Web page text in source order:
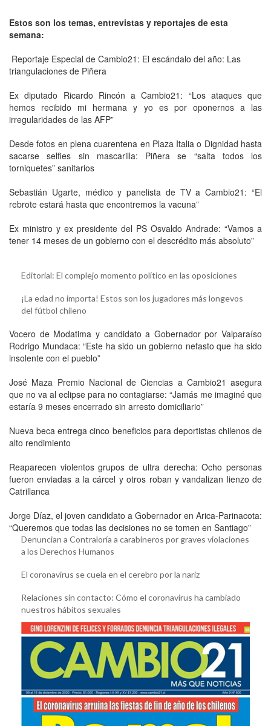
Estos son los temas, entrevistas y reportajes de esta
semana:
Reportaje Especial de Cambio21: El escándalo del año: Las
triangulaciones de Piñera
Ex diputado Ricardo Rincón a Cambio21: “Los ataques que
hemos recibido mi hermana y yo es por oponernos a las
irregularidades de las AFP”
Desde fotos en plena cuarentena en Plaza Italia o Dignidad hasta
sacarse selfies sin mascarilla: Piñera se “salta todos los
torniquetes” sanitarios
Sebastián Ugarte, médico y panelista de TV a Cambio21: “El
rebrote estará hasta que encontremos la vacuna”
Ex ministro y ex presidente del PS Osvaldo Andrade: “Vamos a
tener 14 meses de un gobierno con el descrédito más absoluto”
Editorial: El complejo momento político en las oposiciones
¡La edad no importa! Estos son los jugadores más longevos
del fútbol chileno
Vocero de Modatima y candidato a Gobernador por Valparaíso
Rodrigo Mundaca: “Este ha sido un gobierno nefasto que ha sido
insolente con el pueblo”
José Maza Premio Nacional de Ciencias a Cambio21 asegura
que no va al eclipse para no contagiarse: “Jamás me imaginé que
estaría 9 meses encerrado sin arresto domiciliario”
Nueva beca entrega cinco beneficios para deportistas chilenos de
alto rendimiento
Reaparecen violentos grupos de ultra derecha: Ocho personas
fueron enviadas a la cárcel y otros roban y vandalizan lienzo de
Catrillanca
Jorge Díaz, el joven candidato a Gobernador en Arica-Parinacota:
“Queremos que todas las decisiones no se tomen en Santiago”
Denuncian a Contraloría a carabineros por graves violaciones
a los Derechos Humanos
El coronavirus se cuela en el cerebro por la nariz
Relaciones sin contacto: Cómo el coronavirus ha cambiado
nuestros hábitos sexuales